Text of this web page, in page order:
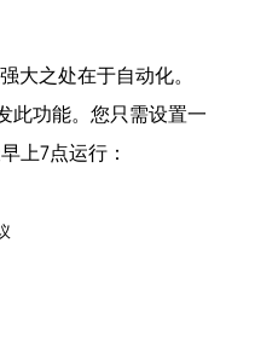
大之处在于自动化。
此功能。您只需设置一
上7点运行：